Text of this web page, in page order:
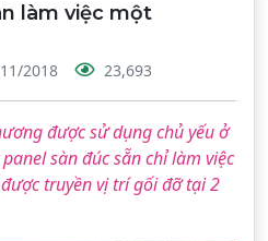
làm việc một
2018 23,693
được sử dụng chủ yếu ở
sàn đúc sẵn chỉ làm việc
truyền vị trí gối đỡ tại 2